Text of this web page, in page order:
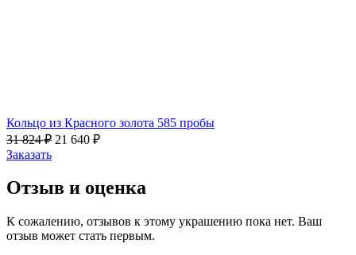
Кольцо из Красного золота 585 пробы
31 824 ₽ 21 640 ₽
Заказать
Отзыв и оценка
К сожалению, отзывов к этому украшению пока нет. Ваш
отзыв может стать первым.